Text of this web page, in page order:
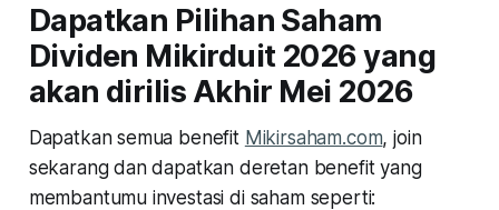
Dapatkan Pilihan Saham
Dividen Mikirduit 2026 yang
akan dirilis Akhir Mei 2026
Dapatkan semua benefit Mikirsaham.com, join
sekarang dan dapatkan deretan benefit yang
membantumu investasi di saham seperti: